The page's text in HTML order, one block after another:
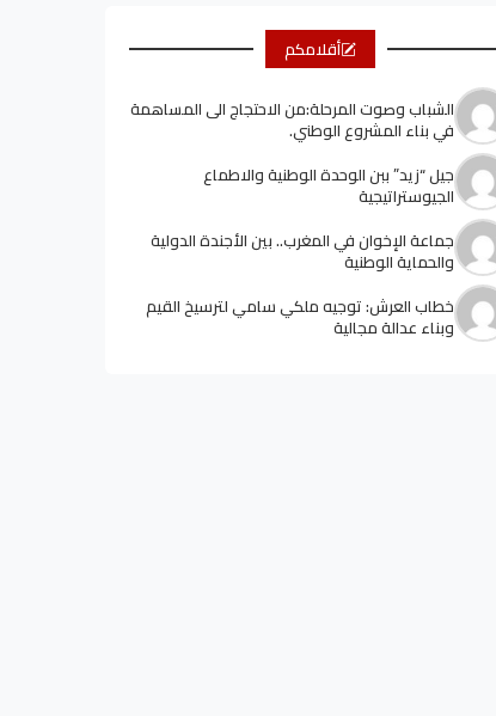
أقلامكم
الشباب وصوت المرحلة:من الاحتجاج الى المساهمة
في بناء المشروع الوطني.
جيل “زيد” ببن الوحدة الوطنية والاطماع
الجيوستراتيجية
جماعة الإخوان في المغرب.. بين الأجندة الدولية
والحماية الوطنية
خطاب العرش: توجيه ملكي سامي لترسيخ القيم
وبناء عدالة مجالية